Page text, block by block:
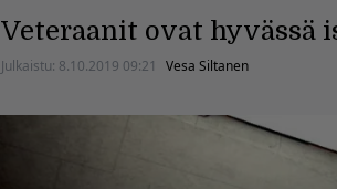
Veteraanit ovat hyvässä
Julkaistu: 8.10.2019 09:21 Vesa Siltanen